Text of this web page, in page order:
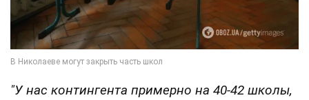
"У нас контингента примерно на 40-42 школы,